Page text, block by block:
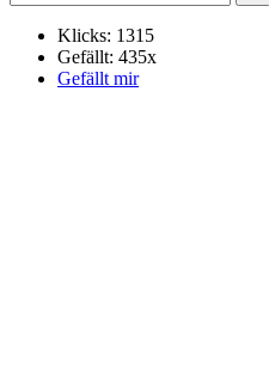
Klicks: 1315
Gefällt: 435x
Gefällt mir